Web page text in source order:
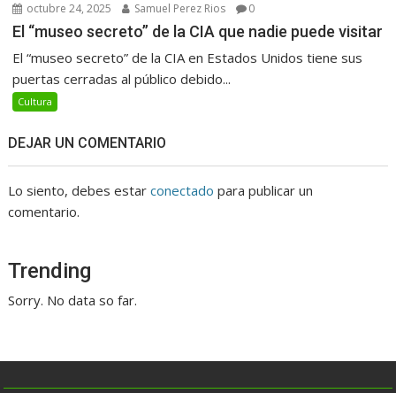
octubre 24, 2025 Samuel Perez Rios 0
El “museo secreto” de la CIA que nadie puede visitar
El “museo secreto” de la CIA en Estados Unidos tiene sus
puertas cerradas al público debido...
Cultura
DEJAR UN COMENTARIO
Lo siento, debes estarconectado para publicar un
comentario.
Trending
Sorry. No data so far.